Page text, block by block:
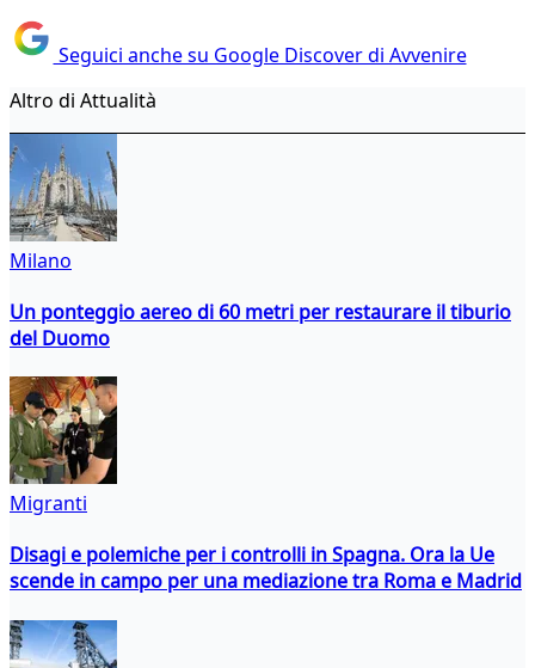
Seguici anche su Google Discover di Avvenire
Altro di Attualità
Milano
Un ponteggio aereo di 60 metri per restaurare il tiburio
del Duomo
Migranti
Disagi e polemiche per i controlli in Spagna. Ora la Ue
scende in campo per una mediazione tra Roma e Madrid